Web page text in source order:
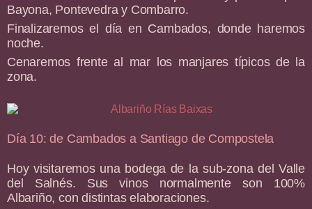
Bayona, Pontevedra y Combarro.
Finalizaremos el día en Cambados, donde haremos
noche.
Cenaremos frente al mar los manjares típicos de la
zona.
Día 10: de Cambados a Santiago de Compostela
Hoy visitaremos una bodega de la sub-zona del Valle
del Salnés. Sus vinos normalmente son 100%
Albariño, con distintas elaboraciones.